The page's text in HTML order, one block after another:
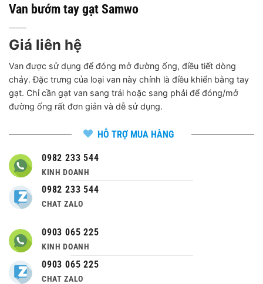
Van bướm tay gạt Samwo
Giá liên hệ
Van được sử dụng để đóng mở đường ống, điều tiết dòng
chảy. Đặc trưng của loại van này chính là điều khiển bằng tay
gạt. Chỉ cần gạt van sang trái hoặc sang phải để đóng/mở
đường ống rất đơn giản và dễ sử dụng.
HỖ TRỢ MUA HÀNG
0982 233 544
KINH DOANH
0982 233 544
CHAT ZALO
0903 065 225
KINH DOANH
0903 065 225
CHAT ZALO